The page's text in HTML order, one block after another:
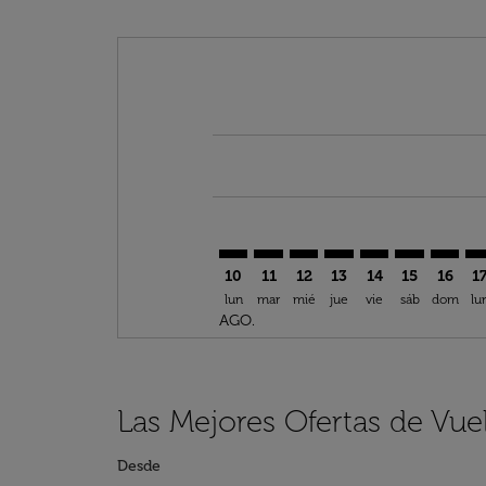
10
lun
AGO.
11
mar
12
mié
13
jue
14
vie
15
sáb
16
dom
Las Mejores Ofertas de
Desde